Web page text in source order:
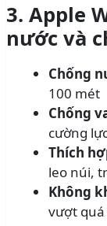
3. Apple
nước và
Chống
100 mét
Chống
cường
Thích
leo núi,
Không
vượt quá